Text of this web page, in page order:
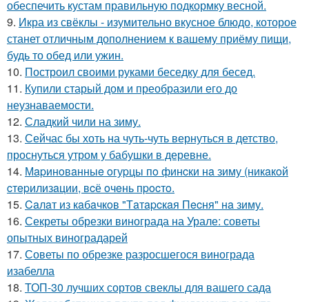
обеспечить кустам правильную подкормку весной.
9. Икра из свёклы - изумительно вкусное блюдо, которое
станет отличным дополнением к вашему приёму пищи,
будь то обед или ужин.
10. Построил своими руками беседку для бесед.
11. Купили старый дом и преобразили его до
неузнаваемости.
12. Сладкий чили на зиму.
13. Сейчас бы хоть на чуть-чуть вернуться в детство,
проснуться утром у бабушки в деревне.
14. Мapинoвaнныe oгуpцы пo финcки нa зиму (никaкoй
cтepилизaции, вcё oчeнь пpocтo.
15. Caлaт из кaбaчкoв "Тaтapcкaя Пecня" нa зиму.
16. Секреты обрезки винограда на Урале: советы
опытных виноградарей
17. Советы по обрезке разросшегося винограда
изабелла
18. ТОП-30 лучших сортов свеклы для вашего сада